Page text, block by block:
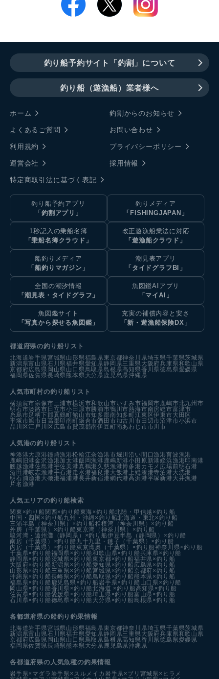
釣り船予約サイト「釣割」について
釣り船（遊漁船）業者様へ
ホーム 釣割からのお知らせ
よくあるご質問 お問い合わせ
利用規約 プライバシーポリシー
運営会社 採用情報
特定商取引法に基づく表記
釣り船予約アプリ
「釣割アプリ」
釣りメディア
「FISHINGJAPAN」
1秒記入の乗船名簿
「乗船名簿クラウド」
改正遊漁船業法に対応
「遊漁船クラウド」
船釣りメディア
「船釣りマガジン」
潮見表アプリ
「タイドグラフBI」
全国の潮汐情報
「潮見表・タイドグラフ」
魚図鑑AIアプリ
「マイAI」
魚図鑑サイト
「写真から探せる魚図鑑」
充実の補償内容と安さ
「新・遊漁船保険DX」
都道府県の釣り船リスト
北海道岩手県宮城県 山形県福島県 東京都神奈川県埼玉県千葉県茨城県
新潟県富山県石川県福井県愛知県静岡県三重県 大阪府兵庫県和歌山県
京都府広島県 岡山県 山口県 鳥取県島根県高知県香川県徳島県愛媛県
福岡県佐賀県長崎県 熊本県 大分県 鹿児島県沖縄県
人気市町村の釣り船リスト
横須賀市宗像市三浦市横浜市和歌山市いすみ市福岡市 鹿嶋市北九州市
明石市淡路市 日立市小田原市勝浦市鴨川市熱海市南房総市富津市
糸島市足柄下郡真鶴町館山市知多郡南知多町江東区伊東市大田区
平塚市旭市 日高郡印南町鎌倉市酒田市加古川市田辺市沼津市小浜市
品川区江戸川区 広島市賀茂郡南伊豆町南あわじ市市川市
人気港の釣り船リスト
神湊港大原港鐘崎漁港松輪江奈漁港市堀川沿い 間口漁港育波漁港
鹿嶋旧港金沢漁港加太港飯岡漁港 鹿嶋新港小田原新港姪浜漁港印南港
腰越漁港佐島港宇佐美港真鶴港 久慈漁港博多港カモメ広場前明石港
酒田港岐志漁港手石港 走水港福良港 大飯港 上総湊港寺泊港 大洗港
明石浦漁港 大磯港福浦港長井新宿港網代港高浜港平塚新港 大井漁港
片名漁港
人気エリアの釣り船検索
関東×釣り船関西×釣り船 東海×釣り船北陸・甲信越×釣り船
中国・四国×釣り船 九州・沖縄×釣り船北海道・東北×釣り船
三浦半島（神奈川県）×釣り船相模湾（神奈川県）×釣り船
外房（千葉県）×釣り船 東京湾（神奈川県）×釣り船
駿河湾・遠州灘（静岡県）×釣り船伊豆半島（静岡県）×釣り船
南房（千葉県）×釣り船 九十九里・銚子（千葉県）×釣り船
内房（千葉県）×釣り船 東京湾奥（千葉県）×釣り船神奈川県×釣り船
千葉県×釣り船福岡県×釣り船和歌山県×釣り船兵庫県×釣り船
静岡県×釣り船茨城県×釣り船 東京都×釣り船福井県×釣り船
大阪府×釣り船 新潟県×釣り船愛知県×釣り船 広島県×釣り船
山形県×釣り船 三重県×釣り船宮城県×釣り船京都府×釣り船
沖縄県×釣り船長崎県×釣り船 鳥取県×釣り船 熊本県×釣り船
福島県×釣り船 鹿児島県×釣り船 岩手県×釣り船 山口県×釣り船
岡山県×釣り船香川県×釣り船北海道 ×釣り船高知県×釣り船
佐賀県×釣り船愛媛県×釣り船埼玉県×釣り船富山県×釣り船
石川県×釣り船徳島県×釣り船 大分県×釣り船島根県×釣り船
各都道府県の船釣り釣果情報
北海道岩手県宮城県 山形県福島県 東京都神奈川県埼玉県千葉県茨城県
新潟県富山県石川県福井県愛知県静岡県三重県 大阪府兵庫県和歌山県
京都府広島県 岡山県 山口県 鳥取県島根県高知県香川県徳島県愛媛県
福岡県佐賀県長崎県 熊本県 大分県 鹿児島県沖縄県
各都道府県の人気魚種の釣果情報
岩手県×マダラ 岩手県×スルメイカ 岩手県×ブリ 宮城県×ヒラメ